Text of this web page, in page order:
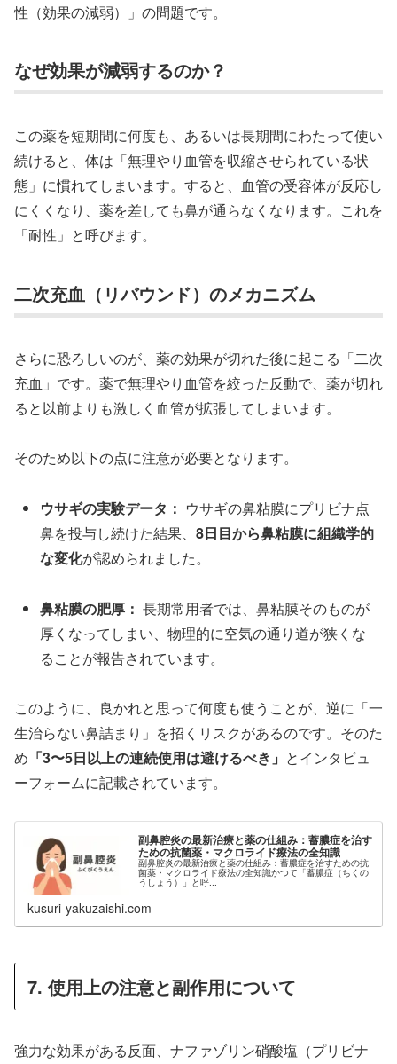
性（効果の減弱）」の問題です。
なぜ効果が減弱するのか？
この薬を短期間に何度も、あるいは長期間にわたって使い
続けると、体は「無理やり血管を収縮させられている状
態」に慣れてしまいます。すると、血管の受容体が反応し
にくくなり、薬を差しても鼻が通らなくなります。これを
「耐性」と呼びます。
二次充血（リバウンド）のメカニズム
さらに恐ろしいのが、薬の効果が切れた後に起こる「二次
充血」です。薬で無理やり血管を絞った反動で、薬が切れ
ると以前よりも激しく血管が拡張してしまいます。
そのため以下の点に注意が必要となります。
ウサギの実験データ： ウサギの鼻粘膜にプリビナ点
鼻を投与し続けた結果、8日目から鼻粘膜に組織学的
な変化が認められました。
鼻粘膜の肥厚： 長期常用者では、鼻粘膜そのものが
厚くなってしまい、物理的に空気の通り道が狭くな
ることが報告されています。
このように、良かれと思って何度も使うことが、逆に「一
生治らない鼻詰まり」を招くリスクがあるのです。そのた
め 「3〜5日以上の連続使用は避けるべき」 とインタビュ
ーフォームに記載されています。
副鼻腔炎の最新治療と薬の仕組み：蓄膿症を治す
ための抗菌薬・マクロライド療法の全知識
副鼻腔炎の最新治療と薬の仕組み：蓄膿症を治すための抗
菌薬・マクロライド療法の全知識かつて「蓄膿症（ちくの
うしょう）」と呼...
kusuri-yakuzaishi.com
7. 使用上の注意と副作用について
強力な効果がある反面、ナファゾリン硝酸塩（プリビナ